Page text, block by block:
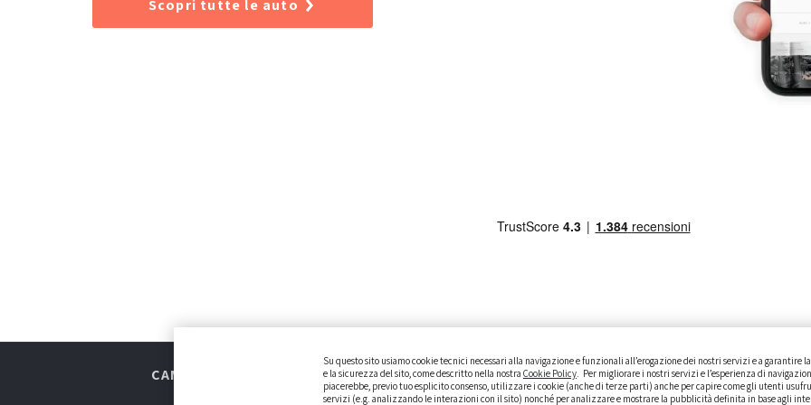
Su questo sito usiamo cookie tecnici necessari alla navigazione e funzionali all’erogazione dei nostri servizi e a garantire
e la sicurezza del sito, come descritto nella nostra Cookie Policy. Per migliorare i nostri servizi e l’esperienza di
piacerebbe, previo tuo esplicito consenso, utilizzare i cookie (anche di terze parti) anche per capire come gli utenti
servizi (e.g. analizzando le interazioni con il sito) nonché per analizzare e mostrare la pubblicità definita in base agli
Scopri tutte le auto
CAMBIARE AUTO GUIDA ALL’ACQUISTO GUIDE PRATICHE CURIOSITÀ DATI ALLA MANO